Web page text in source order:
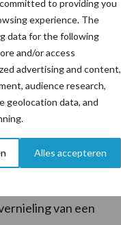
to providing you
experience. The
data for the following
and/or access
advertising and content,
audience research,
geolocation data, and
Alles accepteren
is van
doen,
aanhoudingen van
van
en één
van een